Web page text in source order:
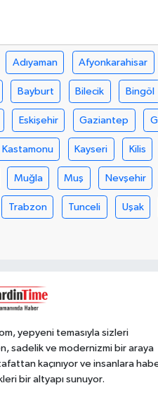
Adıyaman Afyonkarahisar
Bayburt Bilecik Bingöl
Eskişehir Gaziantep
Kastamonu Kayseri Kilis
Muğla Muş Nevşehir
Trabzon Tunceli Uşak
yepyeni temasıyla sizleri
sadelik ve modernizmi bir araya
kaçınıyor ve insanlara
bir altyapı sunuyor.